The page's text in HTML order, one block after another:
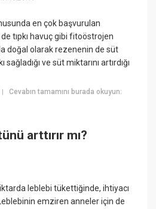
en çok başvurulan
tıpkı havuç gibi fitoöstrojen
doğal olarak rezenenin de süt
sağladığı ve süt miktarını artırdığı
|Cevabın tamamını burada okuyun:
arttırır mı?
leblebi tükettiğinde, ihtiyacı
emziren anneler için de